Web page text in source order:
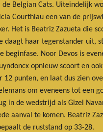
Belgian Cats. Uiteindelijk
Courthiau een van de
Het is Beatriz Zazueta die
haar tegenstander uit,
Noor Devos is
opnieuw scoort en
punten, en laat dus zien
om eveneens tot een
in de wedstrijd als Gizel
aanval te komen. Beatriz
de ruststand op 33-28.